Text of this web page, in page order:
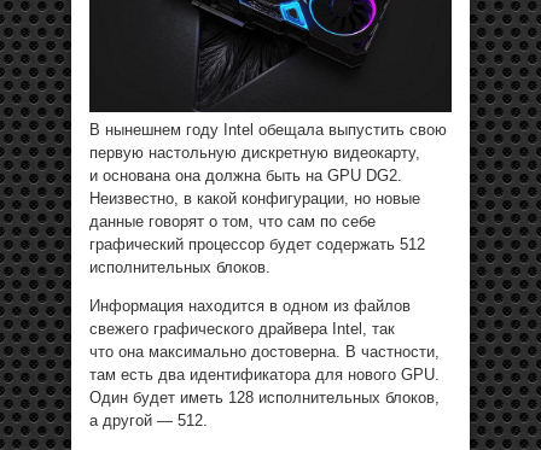
В нынешнем году Intel обещала выпустить свою
первую настольную дискретную видеокарту,
и основана она должна быть на GPU DG2.
Неизвестно, в какой конфигурации, но новые
данные говорят о том, что сам по себе
графический процессор будет содержать 512
исполнительных блоков.
Информация находится в одном из файлов
свежего графического драйвера Intel, так
что она максимально достоверна. В частности,
там есть два идентификатора для нового GPU.
Один будет иметь 128 исполнительных блоков,
а другой — 512.